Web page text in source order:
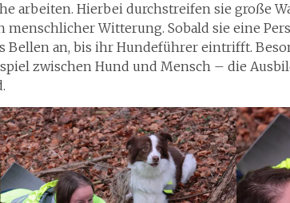
arbeiten. Hierbei durchstreifen sie große
menschlicher Witterung. Sobald sie eine
Bellen an, bis ihr Hundeführer eintrifft.
zwischen Hund und Mensch – die